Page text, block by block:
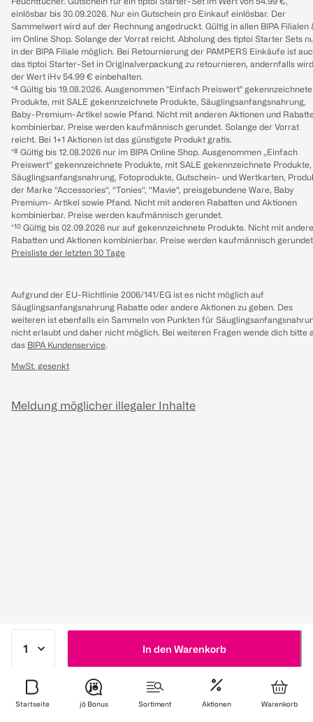
In den Warenkorb
einlösbar bis 30.09.2026. Nur ein Gutschein pro Einkauf einlösbar. Der
Sammelwert wird auf der Rechnung angedruckt. Gültig in allen BIPA Filialen
im Online Shop. Solange der Vorrat reicht. Abholung des tiptoi Starter Sets
in der BIPA Filiale möglich. Bei Retournierung der PAMPERS Einkäufe ist
das tiptoi Starter-Set in Originalverpackung zu retournieren, andernfalls wird
der Wert iHv 54.99 € einbehalten.
*⁴ Gültig bis 19.08.2026. Ausgenommen "Einfach Preiswert" gekennzeichnete
Produkte, mit SALE gekennzeichnete Produkte, Säuglingsanfangsnahrung,
Baby-Premium-Artikel sowie Pfand. Nicht mit anderen Aktionen und
kombinierbar. Preise werden kaufmännisch gerundet. Solange der Vorrat
reicht. Bei 1+1 Aktionen ist das günstigste Produkt gratis.
*⁸ Gültig bis 12.08.2026 nur im BIPA Online Shop. Ausgenommen „Einfach
Preiswert“ gekennzeichnete Produkte, mit SALE gekennzeichnete Produkte,
Säuglingsanfangsnahrung, Fotoprodukte, Gutschein- und Wertkarten,
der Marke “Accessories“, “Tonies“, “Mavie“, preisgebundene Ware, Baby
Premium- Artikel sowie Pfand. Nicht mit anderen Rabatten und Aktionen
kombinierbar. Preise werden kaufmännisch gerundet.
*¹⁰ Gültig bis 02.09.2026 nur auf gekennzeichnete Produkte. Nicht mit
Rabatten und Aktionen kombinierbar. Preise werden kaufmännisch
Preisliste der letzten 30 Tage
Aufgrund der EU-Richtlinie 2006/141/EG ist es nicht möglich auf
Säuglingsanfangsnahrung Rabatte oder andere Aktionen zu geben. Des
weiteren ist ebenfalls ein Sammeln von Punkten für
nicht erlaubt und daher nicht möglich. Bei weiteren Fragen wende dich bitte
das BIPA Kundenservice.
MwSt. gesenkt
Meldung möglicher illegaler Inhalte
Startseite jö Bonus Sortiment Aktionen Warenkorb